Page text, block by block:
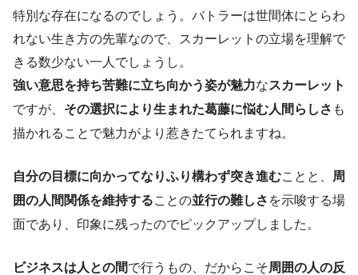
特別な存在になるのでしょう。バトラーは世間体にとらわ
れない生き方の先輩なので、スカーレットの立場を理解で
きる数少ない一人でしょうし。
強い意思を持ち苦難に立ち向かう姿が魅力なスカーレット
ですが、 その選択により生まれた葛藤に悩む人間らしさ も
描かれることで魅力がより惹きたてられますね。
自分の目標に向かってなりふり構わず突き進むことと、
周
囲の人間関係を維持することの並行の難しさ を示唆する場
面であり、印象に残ったのでピックアップしました。
ビジネスは人との間で行うもの、だからこそ周囲の人の反